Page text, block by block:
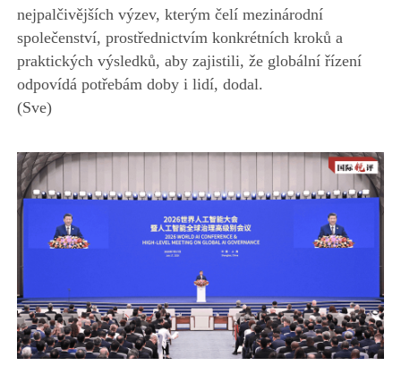
nejpalčivějších výzev, kterým čelí mezinárodní
společenství, prostřednictvím konkrétních kroků a
praktických výsledků, aby zajistili, že globální řízení
odpovídá potřebám doby i lidí, dodal.
(Sve)